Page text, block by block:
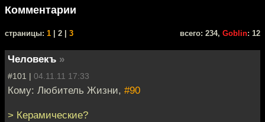
Комментарии
cтраницы: 1 | 2 | 3 всего: 234, Goblin: 12
Человекъ »
#101 | 04.11.11 17:33
Кому: Любитель Жизни, #90
> Керамические?